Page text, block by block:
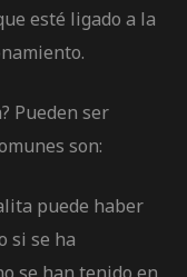
esté ligado a la
Pueden ser
son:
puede haber
si se ha